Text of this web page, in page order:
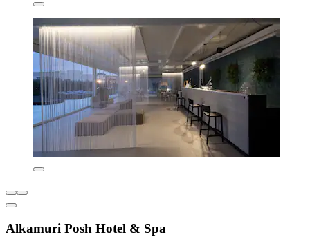
Alkamuri Posh Hotel & Spa